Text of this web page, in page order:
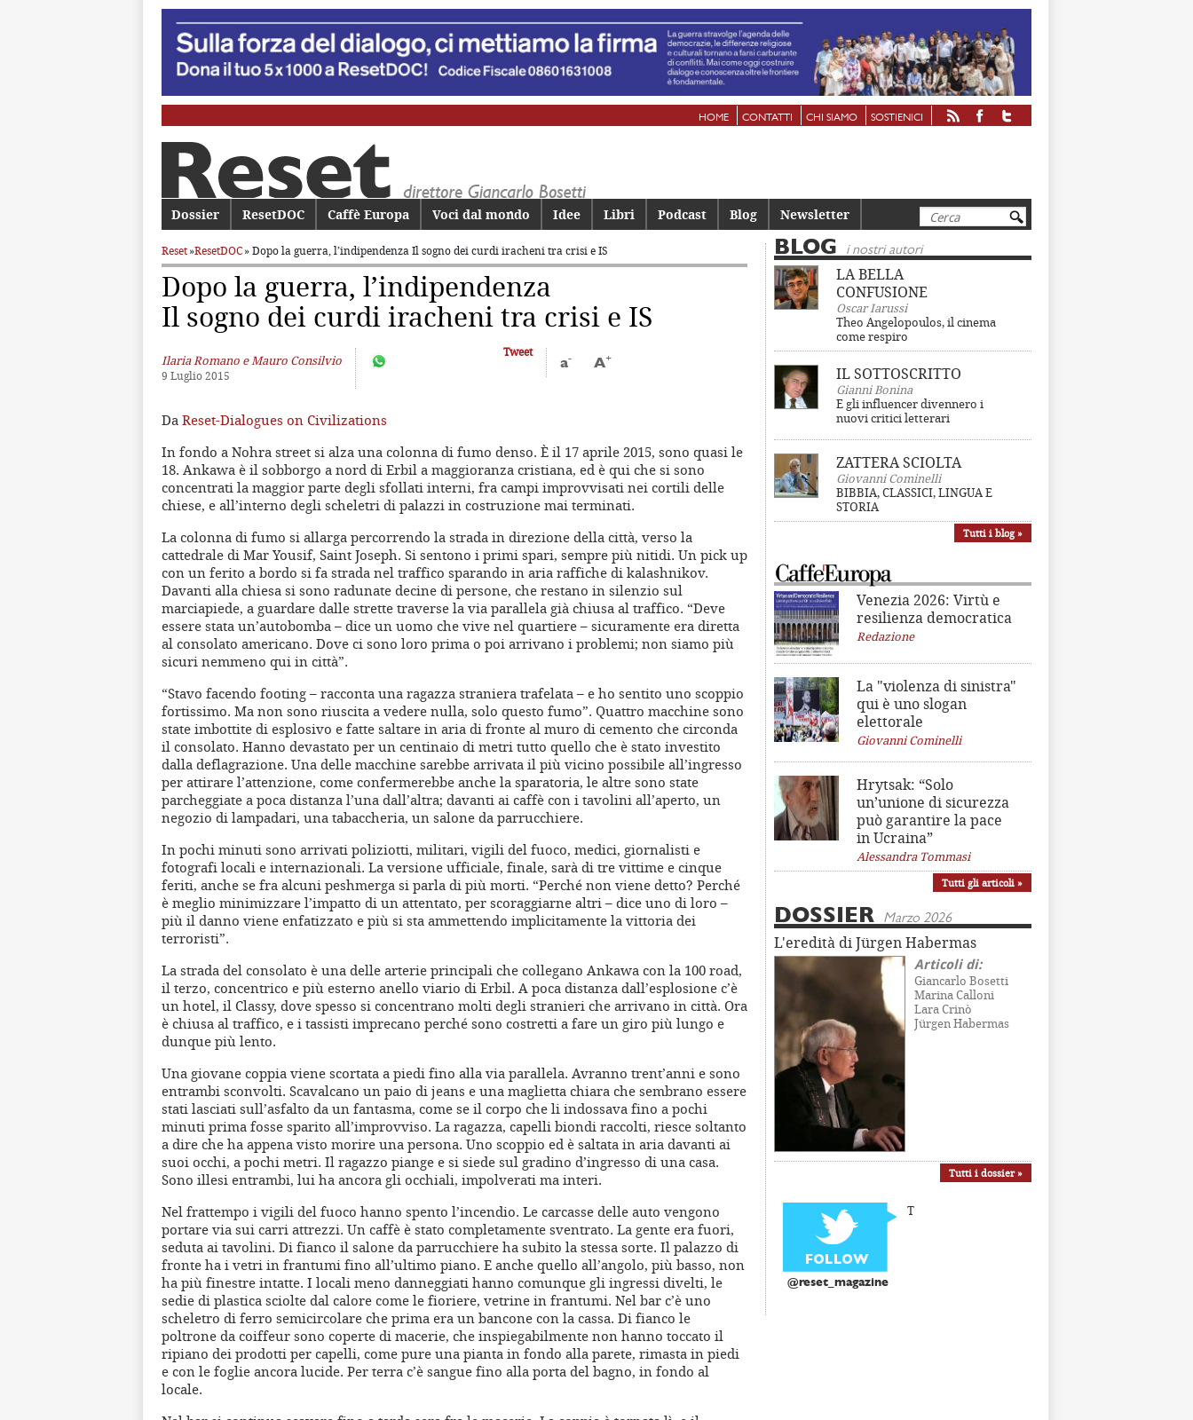
HOME CONTATTI CHI SIAMO SOSTIENICI
Cerca
Menu principale
Vai al contenuto principale
Vai al contenuto secondario
Dossier ResetDOC Caffè Europa Voci dal mondo Idee Libri Podcast Blog Newsletter
Reset»ResetDOC» Dopo la guerra, l’indipendenzaIl sogno dei curdi iracheni tra crisi e IS
Dopo la guerra, l’indipendenza
Il sogno dei curdi iracheni tra crisi e IS
Ilaria Romano e Mauro Consilvio
9 Luglio 2015
Tweet
a- A+
Da Reset-Dialogues on Civilizations
In fondo a Nohra street si alza una colonna di fumo denso. È il 17 aprile 2015, sono quasi le
18. Ankawa è il sobborgo a nord di Erbil a maggioranza cristiana, ed è qui che si sono
concentrati la maggior parte degli sfollati interni, fra campi improvvisati nei cortili delle
chiese, e all’interno degli scheletri di palazzi in costruzione mai terminati.
La colonna di fumo si allarga percorrendo la strada in direzione della città, verso la
cattedrale di Mar Yousif, Saint Joseph. Si sentono i primi spari, sempre più nitidi. Un pick up
con un ferito a bordo si fa strada nel traffico sparando in aria raffiche di kalashnikov.
Davanti alla chiesa si sono radunate decine di persone, che restano in silenzio sul
marciapiede, a guardare dalle strette traverse la via parallela già chiusa al traffico. “Deve
essere stata un’autobomba – dice un uomo che vive nel quartiere – sicuramente era diretta
al consolato americano. Dove ci sono loro prima o poi arrivano i problemi; non siamo più
sicuri nemmeno qui in città”.
“Stavo facendo footing – racconta una ragazza straniera trafelata – e ho sentito uno scoppio
fortissimo. Ma non sono riuscita a vedere nulla, solo questo fumo”. Quattro macchine sono
state imbottite di esplosivo e fatte saltare in aria di fronte al muro di cemento che circonda
il consolato. Hanno devastato per un centinaio di metri tutto quello che è stato investito
dalla deflagrazione. Una delle macchine sarebbe arrivata il più vicino possibile all’ingresso
per attirare l’attenzione, come confermerebbe anche la sparatoria, le altre sono state
parcheggiate a poca distanza l’una dall’altra; davanti ai caffè con i tavolini all’aperto, un
negozio di lampadari, una tabaccheria, un salone da parrucchiere.
In pochi minuti sono arrivati poliziotti, militari, vigili del fuoco, medici, giornalisti e
fotografi locali e internazionali. La versione ufficiale, finale, sarà di tre vittime e cinque
feriti, anche se fra alcuni peshmerga si parla di più morti. “Perché non viene detto? Perché
è meglio minimizzare l’impatto di un attentato, per scoraggiarne altri – dice uno di loro –
più il danno viene enfatizzato e più si sta ammettendo implicitamente la vittoria dei
terroristi”.
La strada del consolato è una delle arterie principali che collegano Ankawa con la 100 road,
il terzo, concentrico e più esterno anello viario di Erbil. A poca distanza dall’esplosione c’è
un hotel, il Classy, dove spesso si concentrano molti degli stranieri che arrivano in città. Ora
è chiusa al traffico, e i tassisti imprecano perché sono costretti a fare un giro più lungo e
dunque più lento.
Una giovane coppia viene scortata a piedi fino alla via parallela. Avranno trent’anni e sono
entrambi sconvolti. Scavalcano un paio di jeans e una maglietta chiara che sembrano essere
stati lasciati sull’asfalto da un fantasma, come se il corpo che li indossava fino a pochi
minuti prima fosse sparito all’improvviso. La ragazza, capelli biondi raccolti, riesce soltanto
a dire che ha appena visto morire una persona. Uno scoppio ed è saltata in aria davanti ai
suoi occhi, a pochi metri. Il ragazzo piange e si siede sul gradino d’ingresso di una casa.
Sono illesi entrambi, lui ha ancora gli occhiali, impolverati ma interi.
Nel frattempo i vigili del fuoco hanno spento l’incendio. Le carcasse delle auto vengono
portare via sui carri attrezzi. Un caffè è stato completamente sventrato. La gente era fuori,
seduta ai tavolini. Di fianco il salone da parrucchiere ha subito la stessa sorte. Il palazzo di
fronte ha i vetri in frantumi fino all’ultimo piano. E anche quello all’angolo, più basso, non
ha più finestre intatte. I locali meno danneggiati hanno comunque gli ingressi divelti, le
sedie di plastica sciolte dal calore come le fioriere, vetrine in frantumi. Nel bar c’è uno
scheletro di ferro semicircolare che prima era un bancone con la cassa. Di fianco le
poltrone da coiffeur sono coperte di macerie, che inspiegabilmente non hanno toccato il
ripiano dei prodotti per capelli, come pure una pianta in fondo alla parete, rimasta in piedi
e con le foglie ancora lucide. Per terra c’è sangue fino alla porta del bagno, in fondo al
locale.
BLOG i nostri autori
LA BELLA
CONFUSIONE
Oscar Iarussi
Theo Angelopoulos, il cinema
come respiro
IL SOTTOSCRITTO
Gianni Bonina
E gli influencer divennero i
nuovi critici letterari
ZATTERA SCIOLTA
Giovanni Cominelli
BIBBIA, CLASSICI, LINGUA E
STORIA
Tutti i blog »
Venezia 2026: Virtù e
resilienza democratica
Redazione
La "violenza di sinistra"
qui è uno slogan
elettorale
Giovanni Cominelli
Hrytsak: “Solo
un’unione di sicurezza
può garantire la pace
in Ucraina”
Alessandra Tommasi
Tutti gli articoli »
DOSSIER Marzo 2026
L'eredità di Jürgen Habermas
Articoli di:
Giancarlo Bosetti
Marina Calloni
Lara Crinò
Jürgen Habermas
Tutti i dossier »
@reset_magazine
T